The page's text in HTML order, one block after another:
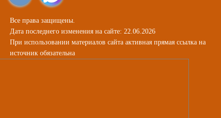
Все права защищены.
Дата последнего изменения на сайте: 22.06.2026
При использовании материалов сайта активная прямая ссылка на
источник обязательна